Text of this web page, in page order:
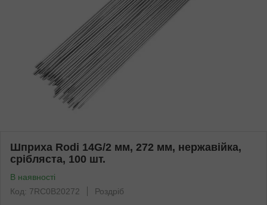
Шприха Rodi 14G/2 мм, 272 мм, нержавійка,
срібляста, 100 шт.
В наявності
Код: 7RC0B20272
Роздріб